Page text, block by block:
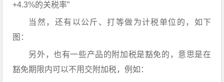
+4.3%的关税率”
当然，还有以公斤、打等做为计税单位的，如下
图：
另外，也有一些产品的附加税是豁免的，意思是在
豁免期限内可以不用交附加税，例如：